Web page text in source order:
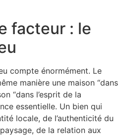
facteur : le
compte énormément. Le
manière une maison “dans
“dans l’esprit de la
essentielle. Un bien qui
locale, de l’authenticité du
de la relation aux